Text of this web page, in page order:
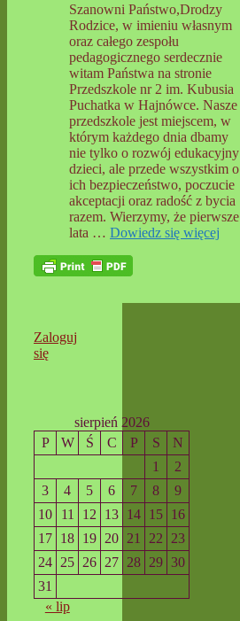
Szanowni Państwo,Drodzy
Rodzice, w imieniu własnym
oraz całego zespołu
pedagogicznego serdecznie
witam Państwa na stronie
Przedszkole nr 2 im. Kubusia
Puchatka w Hajnówce. Nasze
przedszkole jest miejscem, w
którym każdego dnia dbamy
nie tylko o rozwój edukacyjny
dzieci, ale przede wszystkim o
ich bezpieczeństwo, poczucie
akceptacji oraz radość z bycia
razem. Wierzymy, że pierwsze
lata … Dowiedz się więcej
Zaloguj
się
sierpień 2026
P
W Ś C P S
N
1
2
3
4 5 6 7 8
9
10
11 12 13 14 15 16
17 18 19 20 21 22
23
24 25 26 27 28 29 30
31
« lip